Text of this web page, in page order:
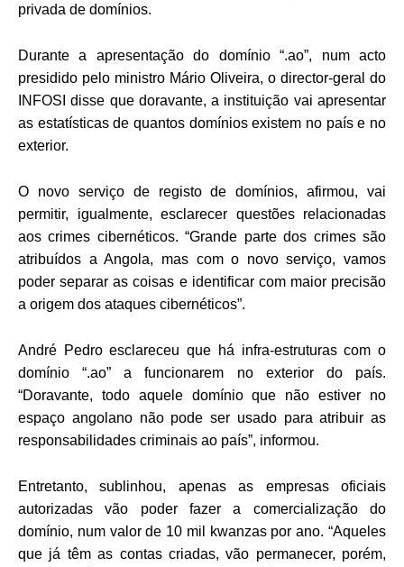
privada de domínios.
Durante a apresentação do domínio “.ao”, num acto
presidido pelo ministro Mário Oliveira, o director-geral do
INFOSI disse que doravante, a instituição vai apresentar
as estatísticas de quantos domínios existem no país e no
exterior.
O novo serviço de registo de domínios, afirmou, vai
permitir, igualmente, esclarecer questões relacionadas
aos crimes cibernéticos. “Grande parte dos crimes são
atribuídos a Angola, mas com o novo serviço, vamos
poder separar as coisas e identificar com maior precisão
a origem dos ataques cibernéticos”.
André Pedro esclareceu que há infra-estruturas com o
domínio “.ao” a funcionarem no exterior do país.
“Doravante, todo aquele domínio que não estiver no
espaço angolano não pode ser usado para atribuir as
responsabilidades criminais ao país”, informou.
Entretanto, sublinhou, apenas as empresas oficiais
autorizadas vão poder fazer a comercialização do
domínio, num valor de 10 mil kwanzas por ano. “Aqueles
que já têm as contas criadas, vão permanecer, porém,